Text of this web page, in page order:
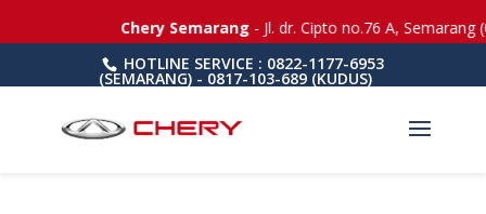
HOTLINE SERVICE : 0822-1177-6953
(SEMARANG) - 0817-103-689 (KUDUS)
Chery Semarang- Jl. dr. Cipto no.76 A, Semarang